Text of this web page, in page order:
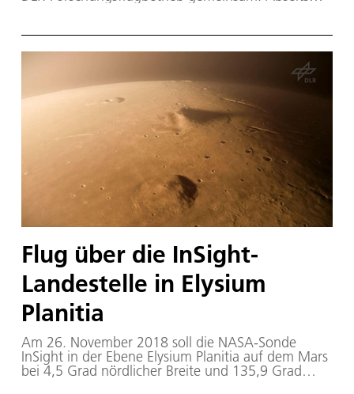
Studenten die Grundlagen kennengelernt, legen
sie in Messflügen mit der DLR-Cessna selbst Hand
Flugeigenschaften und der Flugleistung und
werten diese selbst aus. Beim ersten der beiden
Flüge geht es um die Standardperformance des
Flugzeugs, im zweiten wird es dann schon
turbulenter: hier werden speziellere Manöver
geflogen und die Daten erfasst. Um dies
durchführen zu können verfügt der "Fliegende
Hörsaal" neben einem Arbeitsplatz für den
Flugversuchsingenieur über sechs individuelle
Messplätze für Studenten.
Flug über die InSight-
Landestelle in Elysium
Planitia
Am 26. November 2018 soll die NASA-Sonde
InSight in der Ebene Elysium Planitia auf dem Mars
bei 4,5 Grad nördlicher Breite und 135,9 Grad